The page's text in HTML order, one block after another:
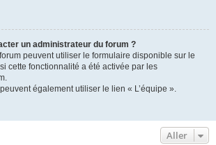
un administrateur du forum ?
peuvent utiliser le formulaire disponible sur le
cette fonctionnalité a été activée par les
également utiliser le lien « L’équipe ».
Aller